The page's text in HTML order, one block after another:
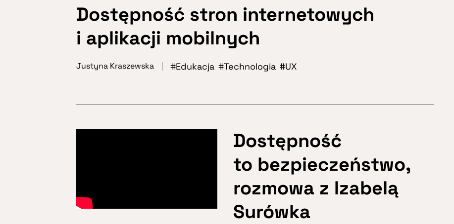
Dostępność stron internetowych
i aplikacji mobilnych
Justyna Kraszewska Edukacja Technologia UX
Dostępność
to bezpieczeństwo,
rozmowa z Izabelą
Surówka